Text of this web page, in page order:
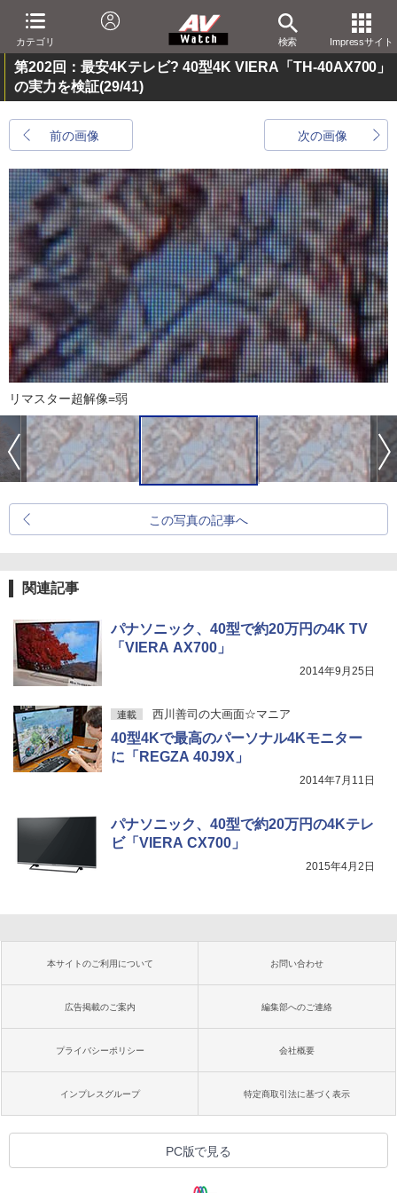
カテゴリ 検索 Impressサイト
第202回：最安4Kテレビ? 40型4K VIERA「TH-40AX700」
の実力を検証(29/41)
前の画像 次の画像
リマスター超解像=弱
この写真の記事へ
関連記事
パナソニック、40型で約20万円の4K TV
「VIERA AX700」
2014年9月25日
連載 西川善司の大画面☆マニア
40型4Kで最高のパーソナル4Kモニター
に「REGZA 40J9X」
2014年7月11日
パナソニック、40型で約20万円の4Kテレ
ビ「VIERA CX700」
2015年4月2日
本サイトのご利用について お問い合わせ
広告掲載のご案内 編集部へのご連絡
プライバシーポリシー 会社概要
インプレスグループ 特定商取引法に基づく表示
PC版で見る